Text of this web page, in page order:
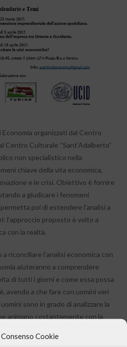
Cookie
organizzati dal Centro
Centro Culturale “Sant’Adalberto”
non specialistico nella
chiave della vita economica,
e le crisi. Obiettivo è fornire
a giudicare i fenomeni
poi di estendere l’analisi a
l’approccio proposto è volto a
con la realtà.
riconciliare l’analisi economica con
aiuteranno a comprendere
di tutti i giorni e come essa possa
avendo a che fare con uomini veri
sono in grado di analizzare la
animano costantemente con la